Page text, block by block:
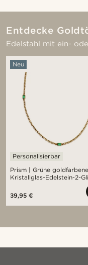
Entdecke
Edelstahl mit ein-
Prism | Grüne goldfarbene
Kristallglas-Edelstein-2-
Neu
Personalisierbar
39,95 €